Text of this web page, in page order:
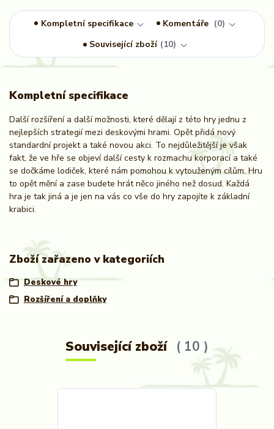
Kompletní specifikace Komentáře
0
Související zboží
10
Kompletní specifikace
Další rozšíření a další možnosti, které dělají z této hry jednu z
nejlepších strategií mezi deskovými hrami. Opět přidá nový
standardní projekt a také novou akci. To nejdůležitější je však
fakt, že ve hře se objeví další cesty k rozmachu korporací a také
se dočkáme lodiček, které nám pomohou k vytouženým cílům. Hru
to opět mění a zase budete hrát něco jiného než dosud. Každá
hra je tak jiná a je jen na vás co vše do hry zapojíte k základní
krabici.
Zboží zařazeno v kategoriích
Deskové hry
Rozšíření a doplňky
Související zboží 10